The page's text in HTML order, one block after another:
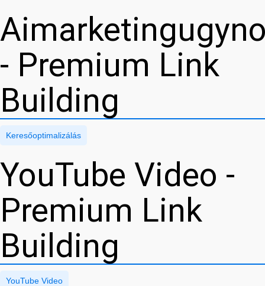
- Premium Link
Building
Keresőoptimalizálás
YouTube Video -
Premium Link
Building
YouTube Video